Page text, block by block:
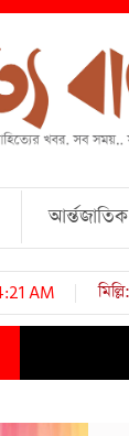
আর্ন্তজাতিক
AM